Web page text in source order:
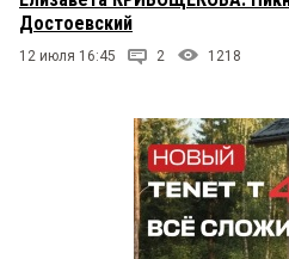
Достоевский
12 июля 16:45 2 1218